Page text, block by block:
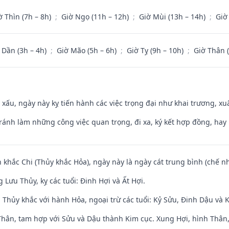
Thìn (7h – 8h) ; Giờ Ngọ (11h – 12h) ; Giờ Mùi (13h – 14h) ;
(3h – 4h) ; Giờ Mão (5h – 6h) ; Giờ Tỵ (9h – 10h) ; Giờ Thân
xấu, ngày này kỵ tiến hành các việc trọng đại như khai trương,
làm những công việc quan trọng, đi xa, ký kết hợp đồng,
Chi (Thủy khắc Hỏa), ngày này là ngày cát trung bình (chế
Lưu Thủy, kỵ các tuổi: Đinh Hợi và Ất Hợi.
khắc với hành Hỏa, ngoại trừ các tuổi: Kỷ Sửu, Đinh Dậu và
tam hợp với Sửu và Dậu thành Kim cục. Xung Hợi, hình